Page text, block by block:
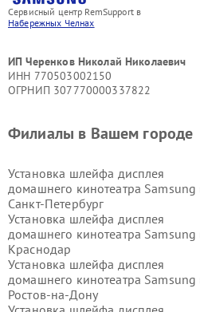
Сервисный центр RemSupport в
Набережных Челнах
ИП Черенков Николай Николаевич
ИНН 770503002150
ОГРНИП 307770000337822
Филиалы в Вашем городе
Установка шлейфа дисплея
домашнего кинотеатра Samsung
Санкт-Петербург
Установка шлейфа дисплея
домашнего кинотеатра Samsung
Краснодар
Установка шлейфа дисплея
домашнего кинотеатра Samsung
Ростов-на-Дону